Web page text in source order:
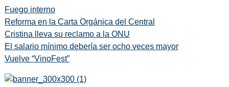
Fuego interno
Reforma en la Carta Orgánica del Central
Cristina lleva su reclamo a la ONU
El salario mínimo debería ser ocho veces mayor
Vuelve “VinoFest”